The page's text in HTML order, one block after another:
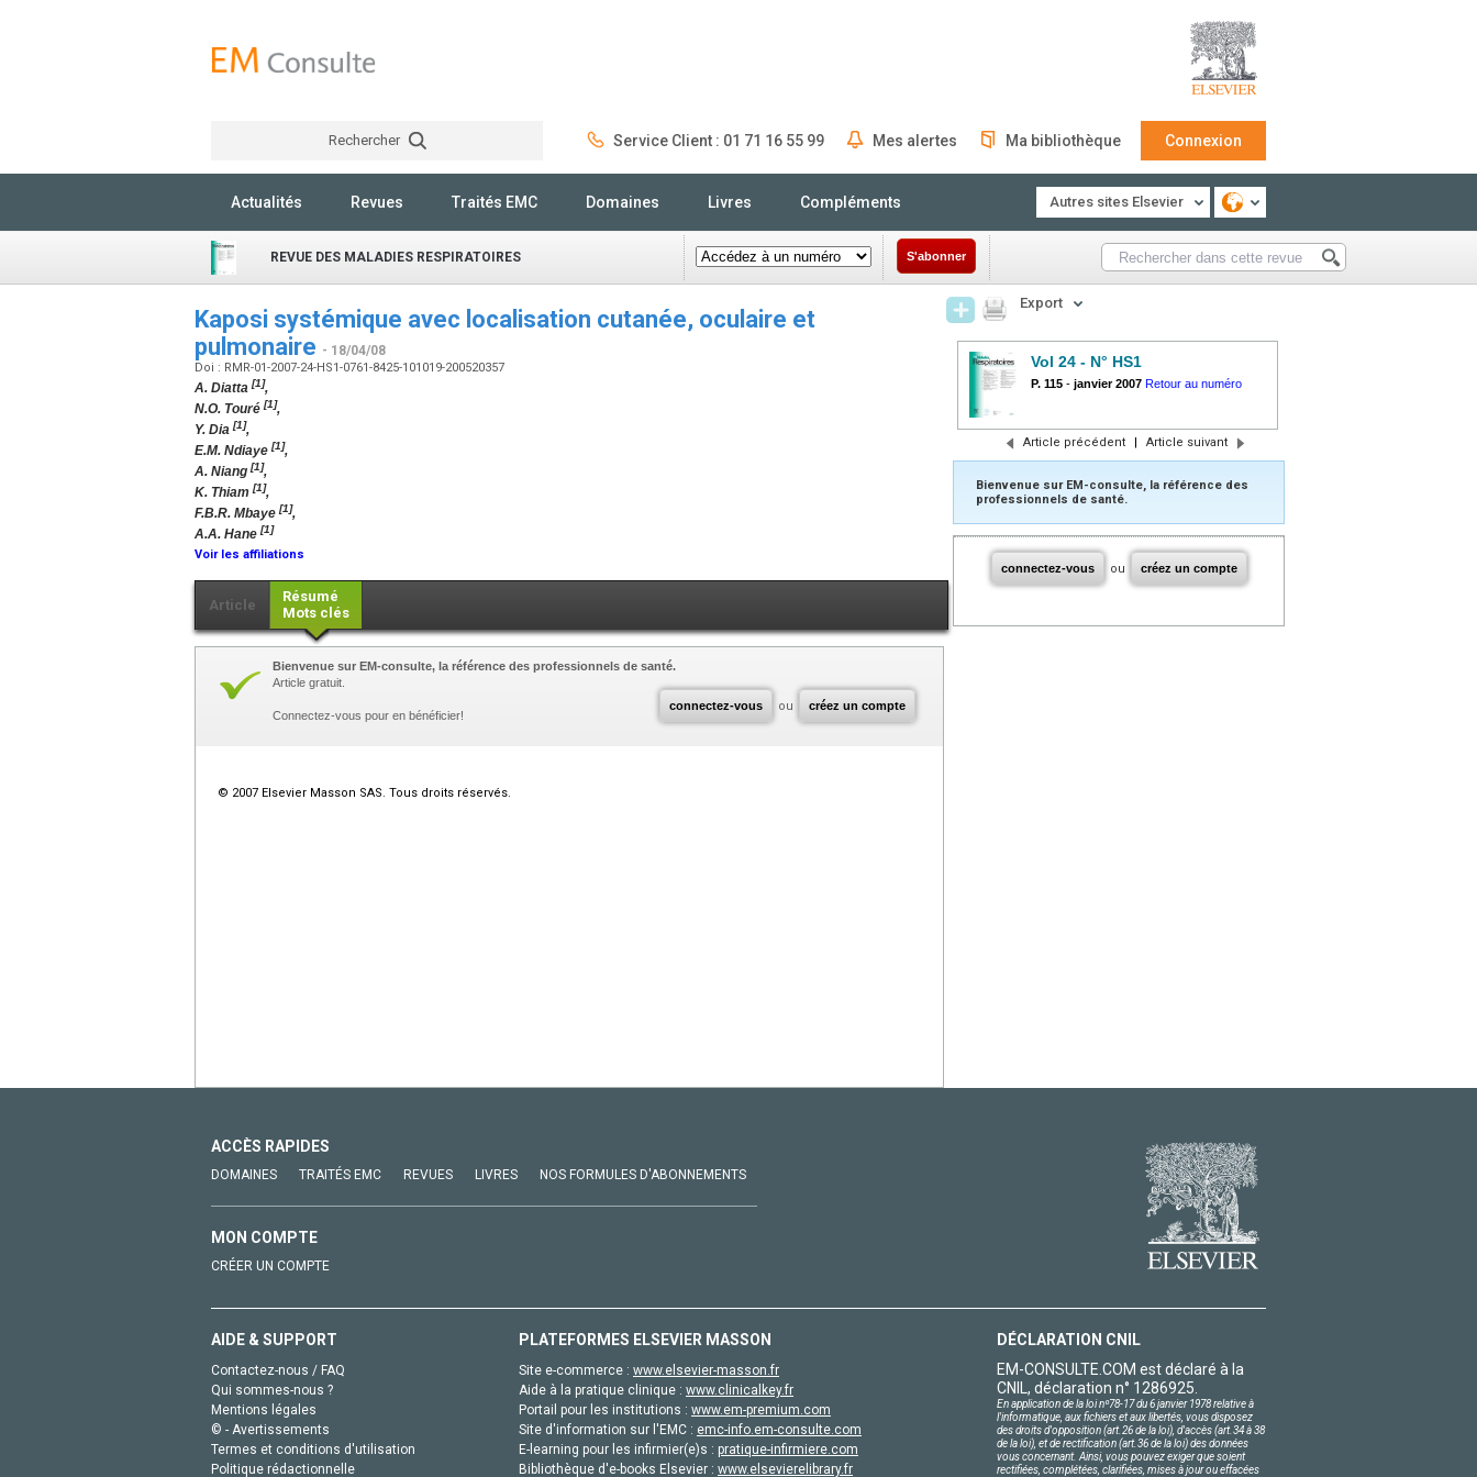
Rechercher Service Client : 01 71 16 55 99 Mes alertes Ma bibliothèque Connexion
Actualités Revues Traités EMC Domaines Livres Compléments Autres sites Elsevier
REVUE DES MALADIES RESPIRATOIRES S'abonner
Kaposi systémique avec localisation cutanée, oculaire et
pulmonaire - 18/04/08
Doi : RMR-01-2007-24-HS1-0761-8425-101019-200520357
A. Diatta [1],
N.O. Touré [1],
Y. Dia [1],
E.M. Ndiaye [1],
A. Niang [1],
K. Thiam [1],
F.B.R. Mbaye [1],
A.A. Hane [1]
Voir les affiliations
Article
Résumé
Mots clés
connectez-vous ou créez un compte
Bienvenue sur EM-consulte, la référence des professionnels de santé.
Article gratuit.
Connectez-vous pour en bénéficier!
© 2007 Elsevier Masson SAS. Tous droits réservés.
Export
Vol 24 - N° HS1
P. 115 - janvier 2007 Retour au numéro
Article précédent | Article suivant
Bienvenue sur EM-consulte, la référence des
professionnels de santé.
connectez-vous ou créez un compte
ACCÈS RAPIDES
DOMAINES TRAITÉS EMC REVUES LIVRES NOS FORMULES D'ABONNEMENTS
MON COMPTE
CRÉER UN COMPTE
AIDE & SUPPORT
Contactez-nous / FAQ
Qui sommes-nous ?
Mentions légales
© - Avertissements
Termes et conditions d'utilisation
Politique rédactionnelle
PLATEFORMES ELSEVIER MASSON
Site e-commerce : www.elsevier-masson.fr
Aide à la pratique clinique : www.clinicalkey.fr
Portail pour les institutions : www.em-premium.com
Site d'information sur l'EMC : emc-info.em-consulte.com
E-learning pour les infirmier(e)s : pratique-infirmiere.com
Bibliothèque d'e-books Elsevier : www.elsevierelibrary.fr
DÉCLARATION CNIL
EM-CONSULTE.COM est déclaré à la
CNIL, déclaration n° 1286925.
En application de la loi nº78-17 du 6 janvier 1978 relative à
l'informatique, aux fichiers et aux libertés, vous disposez
des droits d'opposition (art.26 de la loi), d'accès (art.34 à 38
de la loi), et de rectification (art.36 de la loi) des données
vous concernant. Ainsi, vous pouvez exiger que soient
rectifiées, complétées, clarifiées, mises à jour ou effacées